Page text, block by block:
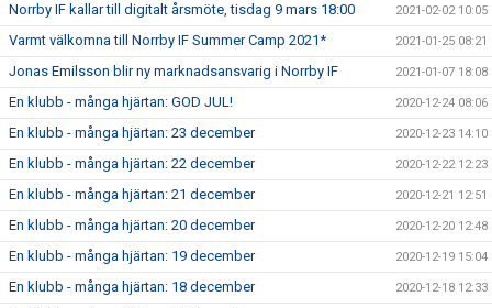
Norrby IF kallar till digitalt årsmöte, tisdag 9 mars 18:00 2021-02-02 10:05
Varmt välkomna till Norrby IF Summer Camp 2021* 2021-01-25 08:21
Jonas Emilsson blir ny marknadsansvarig i Norrby IF 2021-01-07 18:08
En klubb - många hjärtan: GOD JUL! 2020-12-24 08:06
En klubb - många hjärtan: 23 december 2020-12-23 14:10
En klubb - många hjärtan: 22 december 2020-12-22 12:23
En klubb - många hjärtan: 21 december 2020-12-21 12:51
En klubb - många hjärtan: 20 december 2020-12-20 12:48
En klubb - många hjärtan: 19 december 2020-12-19 15:04
En klubb - många hjärtan: 18 december 2020-12-18 12:33